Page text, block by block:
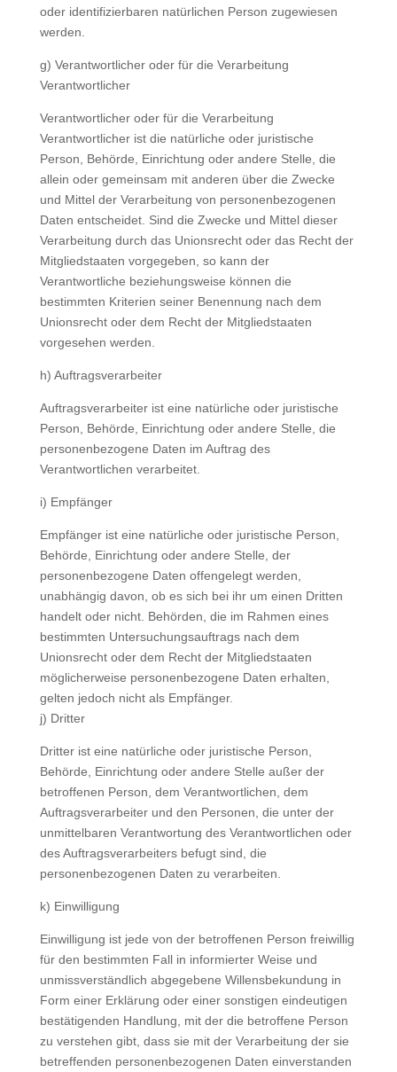
oder identifizierbaren natürlichen Person zugewiesen
werden.
g) Verantwortlicher oder für die Verarbeitung
Verantwortlicher
Verantwortlicher oder für die Verarbeitung
Verantwortlicher ist die natürliche oder juristische
Person, Behörde, Einrichtung oder andere Stelle, die
allein oder gemeinsam mit anderen über die Zwecke
und Mittel der Verarbeitung von personenbezogenen
Daten entscheidet. Sind die Zwecke und Mittel dieser
Verarbeitung durch das Unionsrecht oder das Recht der
Mitgliedstaaten vorgegeben, so kann der
Verantwortliche beziehungsweise können die
bestimmten Kriterien seiner Benennung nach dem
Unionsrecht oder dem Recht der Mitgliedstaaten
vorgesehen werden.
h) Auftragsverarbeiter
Auftragsverarbeiter ist eine natürliche oder juristische
Person, Behörde, Einrichtung oder andere Stelle, die
personenbezogene Daten im Auftrag des
Verantwortlichen verarbeitet.
i) Empfänger
Empfänger ist eine natürliche oder juristische Person,
Behörde, Einrichtung oder andere Stelle, der
personenbezogene Daten offengelegt werden,
unabhängig davon, ob es sich bei ihr um einen Dritten
handelt oder nicht. Behörden, die im Rahmen eines
bestimmten Untersuchungsauftrags nach dem
Unionsrecht oder dem Recht der Mitgliedstaaten
möglicherweise personenbezogene Daten erhalten,
gelten jedoch nicht als Empfänger.
j) Dritter
Dritter ist eine natürliche oder juristische Person,
Behörde, Einrichtung oder andere Stelle außer der
betroffenen Person, dem Verantwortlichen, dem
Auftragsverarbeiter und den Personen, die unter der
unmittelbaren Verantwortung des Verantwortlichen oder
des Auftragsverarbeiters befugt sind, die
personenbezogenen Daten zu verarbeiten.
k) Einwilligung
Einwilligung ist jede von der betroffenen Person freiwillig
für den bestimmten Fall in informierter Weise und
unmissverständlich abgegebene Willensbekundung in
Form einer Erklärung oder einer sonstigen eindeutigen
bestätigenden Handlung, mit der die betroffene Person
zu verstehen gibt, dass sie mit der Verarbeitung der sie
betreffenden personenbezogenen Daten einverstanden